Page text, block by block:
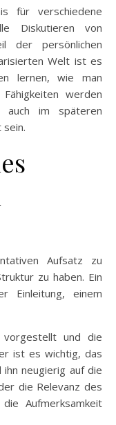
für verschiedene
Diskutieren von
der persönlichen
Welt ist es
lernen, wie man
werden
im späteren
Aufsatz zu
zu haben. Ein
Einleitung, einem
und die
ist es wichtig, das
neugierig auf die
die Relevanz des
Aufmerksamkeit